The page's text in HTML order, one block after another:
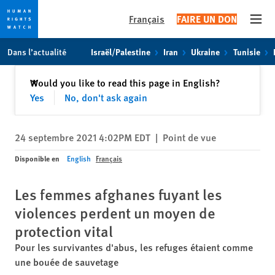
toto
content
Français FAIRE UN DON
Dans l’actualité Israël/Palestine Iran Ukraine Tunisie
Would you like to read this page in English?
Yes
No, don't ask again
✕Fermer
24 septembre 2021 4:02PM EDT | Point de vue
Disponible en English Français
Les femmes afghanes fuyant les
violences perdent un moyen de
protection vital
Pour les survivantes d'abus, les refuges étaient comme
une bouée de sauvetage